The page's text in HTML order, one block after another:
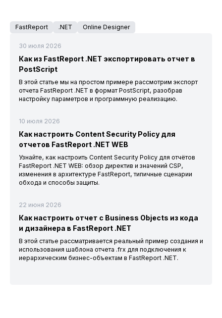
FastReport .NET Online Designer
30 июля 2026
Как из FastReport .NET экспортировать отчет в
PostScript
В этой статье мы на простом примере рассмотрим экспорт
отчета FastReport .NET в формат PostScript, разобрав
настройку параметров и программную реализацию.
10 июля 2026
Как настроить Content Security Policy для
отчетов FastReport .NET WEB
Узнайте, как настроить Content Security Policy для отчётов
FastReport .NET WEB: обзор директив и значений CSP,
изменения в архитектуре FastReport, типичные сценарии
обхода и способы защиты.
22 июня 2026
Как настроить отчет с Business Objects из кода
и дизайнера в FastReport .NET
В этой статье рассматривается реальный пример создания и
использования шаблона отчета .frx для подключения к
иерархическим бизнес-объектам в FastReport .NET.